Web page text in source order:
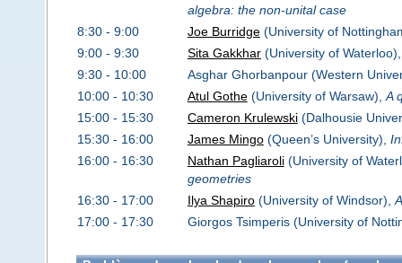
algebra: the non-unital case
8:30 - 9:00
Joe Burridge(University of
9:00 - 9:30
Sita Gakkhar(University of
9:30 - 10:00
Asghar Ghorbanpour (Western
10:00 - 10:30
Atul Gothe(University of Warsaw), A
15:00 - 15:30
Cameron Krulewski(Dalhousie
15:30 - 16:00
James Mingo(Queen’s University),
16:00 - 16:30
Nathan Pagliaroli(University of
geometries
16:30 - 17:00
Ilya Shapiro(University of Windsor),
17:00 - 17:30
Giorgos Tsimperis (University of